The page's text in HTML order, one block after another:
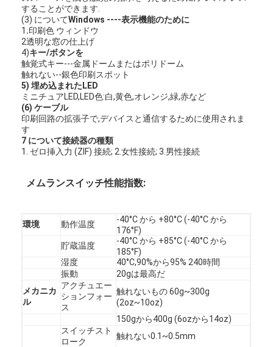
FPCの膜スイッチ
防水膜スイッチ
デジタル印刷用膜スイッチ
バックライトメムランスイッチ
写実的な上敷
医学の膜スイッチ
液晶膜スイッチ
容量性膜スイッチ
PCBとシリコンゴム膜スイッチ
保護フィルムと追跡紙のパッケージング
することができます.
(3) についてWindows ----表示機能のために
1 .印刷色 ウィンドウ
2透明な窓の仕上げ
4)キー/ボタンを
触覚式キー---金属ドームまたはポリドーム
触れない--銀色印刷スポット
5) 埋め込まれたLED
ミニチュアLED,LED色:白,黄色,オレンジ,緑,赤など
(6) ケーブル
印刷回路の拡張子で,デバイスと通信するために使用されま
す
7 について接続器の種類
1. ゼロ挿入力 (ZIF) 接続; 2.女性接続; 3.男性接続
メムランスイッチ性能指数:
環境 動作温度
-40°C から +80°C (-40°C から
176°F)
貯蔵温度
-40°C から +85°C (-40°C から
185°F)
湿度
40°C,90%から95% 240時間
振動
20gは最高だ
メカニカ
ル
アクチュエー
ションフォー
ス
触れないもの 60g~300g
(2oz~10oz)
150gから400g (6ozから14oz)
スイッチスト
ローク
触れない0.1~0.5mm